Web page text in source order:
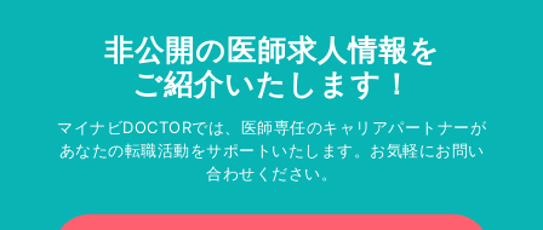
非公開の医師求人情報を
ご紹介いたします！
マイナビDOCTORでは、医師専任のキャリアパートナーが
あなたの転職活動をサポートいたします。お気軽にお問い
合わせください。